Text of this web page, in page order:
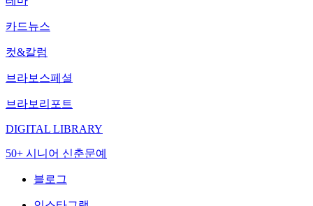
카드뉴스
컷&칼럼
브라보스페셜
브라보리포트
DIGITAL LIBRARY
50+ 시니어 신춘문예
블로그